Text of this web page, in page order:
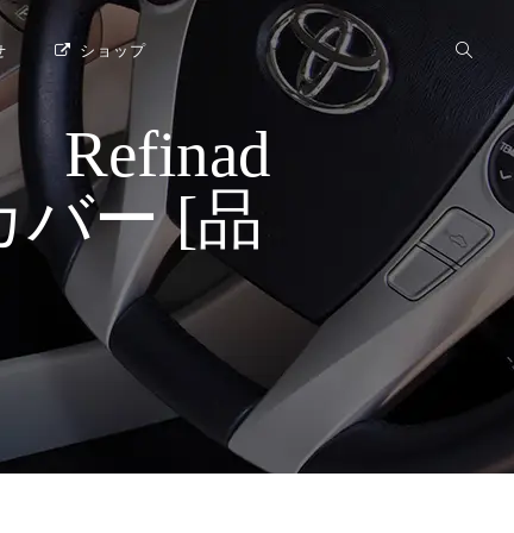
ショップ
Refinad
バー [品